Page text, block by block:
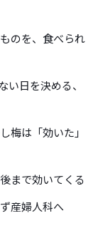
のを、食べられ
日を決める、
梅は「効いた」
まで効いてくる
産婦人科へ